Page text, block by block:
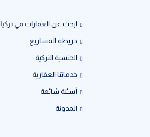
ابحث عن العقارات في تركيا
خريطة المشاريع
الجنسية التركية
خدماتنا العقارية
أسئلة شائعة
المدونة